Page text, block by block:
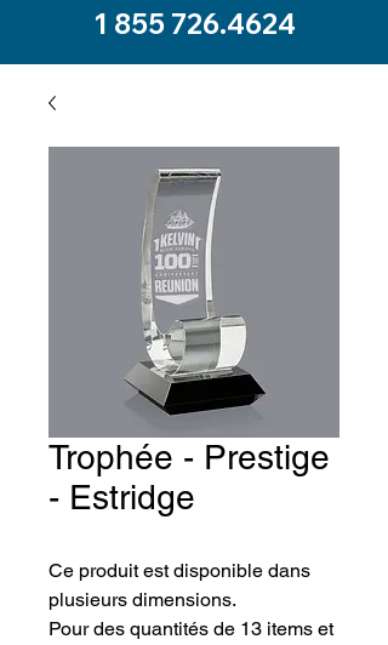
1 855 726.4624
Trophée - Prestige
- Estridge
Ce produit est disponible dans
plusieurs dimensions.
Pour des quantités de 13 items et